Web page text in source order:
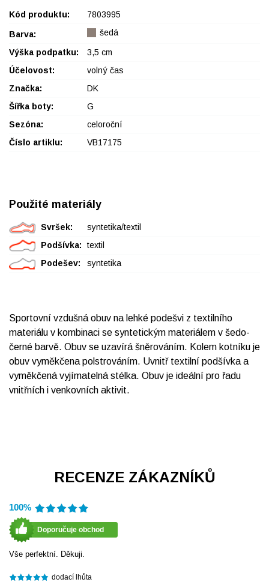
Kód produktu: 7803995
Barva: šedá
Výška podpatku:
3,5 cm
Účelovost:
volný čas
Značka:
DK
Šířka boty:
G
Sezóna:
celoroční
Číslo artiklu:
VB17175
Použité materiály
Svršek:
syntetika/textil
Podšívka:
textil
Podešev:
syntetika
Sportovní vzdušná obuv na lehké podešvi z textilního
materiálu v kombinaci se syntetickým materiálem v šedo-
černé barvě. Obuv se uzavírá šněrováním. Kolem kotníku je
obuv vyměkčena polstrováním. Uvnitř textilní podšívka a
vyměkčená vyjímatelná stélka. Obuv je ideální pro řadu
vnitřních i venkovních aktivit.
RECENZE ZÁKAZNÍKŮ
100%
Doporučuje obchod
Vše perfektní. Děkuji.
dodací lhůta